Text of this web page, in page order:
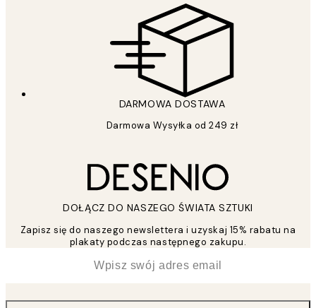
DARMOWA DOSTAWA
Darmowa Wysyłka od 249 zł
DOŁĄCZ DO NASZEGO ŚWIATA SZTUKI
Zapisz się do naszego newslettera i uzyskaj 15% rabatu na
plakaty podczas następnego zakupu.